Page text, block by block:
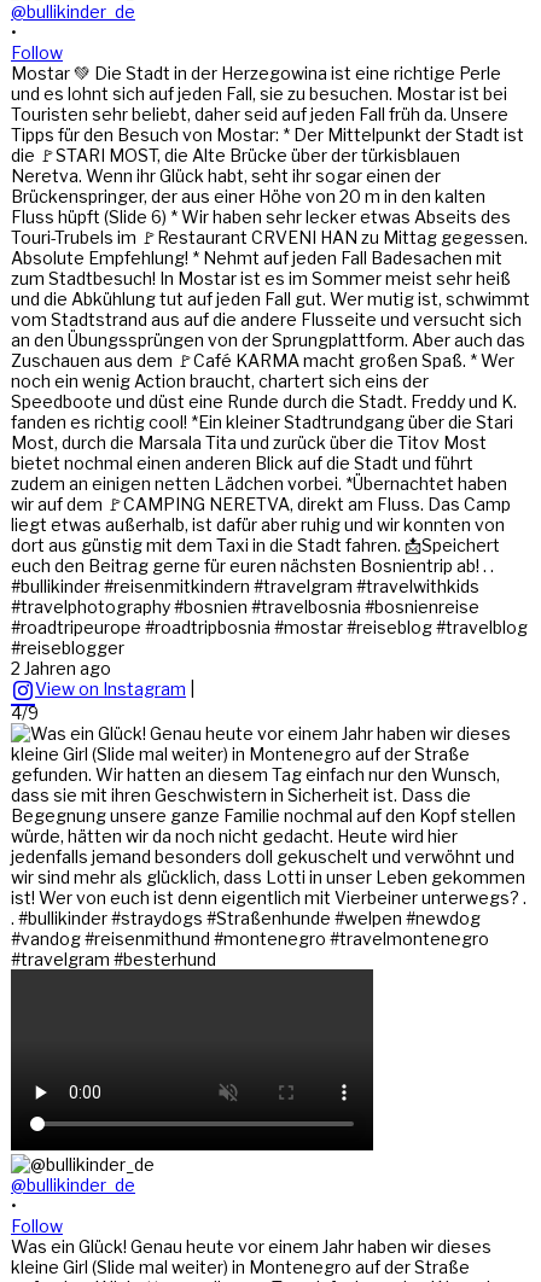
@bullikinder_de
•
Follow
Mostar 💚 Die Stadt in der Herzegowina ist eine richtige Perle
und es lohnt sich auf jeden Fall, sie zu besuchen. Mostar ist bei
Touristen sehr beliebt, daher seid auf jeden Fall früh da. Unsere
Tipps für den Besuch von Mostar: * Der Mittelpunkt der Stadt ist
die 🚩STARI MOST, die Alte Brücke über der türkisblauen
Neretva. Wenn ihr Glück habt, seht ihr sogar einen der
Brückenspringer, der aus einer Höhe von 20 m in den kalten
Fluss hüpft (Slide 6) * Wir haben sehr lecker etwas Abseits des
Touri-Trubels im 🚩Restaurant CRVENI HAN zu Mittag gegessen.
Absolute Empfehlung! * Nehmt auf jeden Fall Badesachen mit
zum Stadtbesuch! In Mostar ist es im Sommer meist sehr heiß
und die Abkühlung tut auf jeden Fall gut. Wer mutig ist, schwimmt
vom Stadtstrand aus auf die andere Flusseite und versucht sich
an den Übungssprüngen von der Sprungplattform. Aber auch das
Zuschauen aus dem 🚩Café KARMA macht großen Spaß. * Wer
noch ein wenig Action braucht, chartert sich eins der
Speedboote und düst eine Runde durch die Stadt. Freddy und K.
fanden es richtig cool! *Ein kleiner Stadtrundgang über die Stari
Most, durch die Marsala Tita und zurück über die Titov Most
bietet nochmal einen anderen Blick auf die Stadt und führt
zudem an einigen netten Lädchen vorbei. *Übernachtet haben
wir auf dem 🚩CAMPING NERETVA, direkt am Fluss. Das Camp
liegt etwas außerhalb, ist dafür aber ruhig und wir konnten von
dort aus günstig mit dem Taxi in die Stadt fahren. 📩Speichert
euch den Beitrag gerne für euren nächsten Bosnientrip ab! . .
#bullikinder #reisenmitkindern #travelgram #travelwithkids
#travelphotography #bosnien #travelbosnia #bosnienreise
#roadtripeurope #roadtripbosnia #mostar #reiseblog #travelblog
#reiseblogger
2 Jahren ago
View on Instagram
4/9
@bullikinder_de
•
Follow
Was ein Glück! Genau heute vor einem Jahr haben wir dieses
kleine Girl (Slide mal weiter) in Montenegro auf der Straße